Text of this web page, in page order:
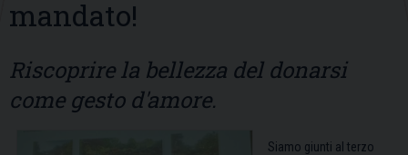
mandato!
Riscoprire la bellezza del donarsi
come gesto d'amore.
Siamo giunti al terzo